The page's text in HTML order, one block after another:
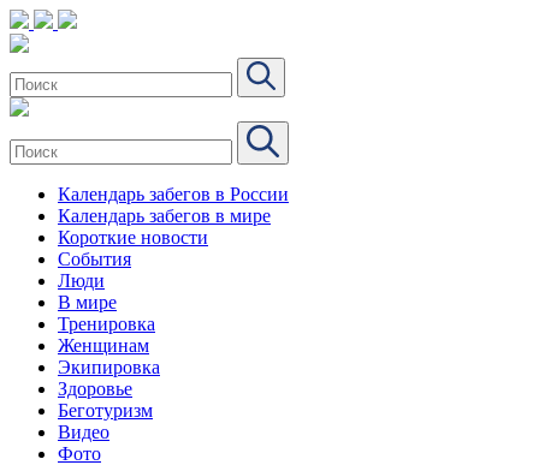
Календарь забегов в России
Календарь забегов в мире
Короткие новости
События
Люди
В мире
Тренировка
Женщинам
Экипировка
Здоровье
Беготуризм
Видео
Фото